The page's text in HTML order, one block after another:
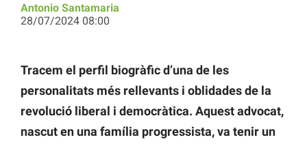
Antonio Santamaria
28/07/2024 08:00
Tracem el perfil biogràfic d’una de les
personalitats més rellevants i oblidades de la
revolució liberal i democràtica. Aquest advocat,
nascut en una família progressista, va tenir un